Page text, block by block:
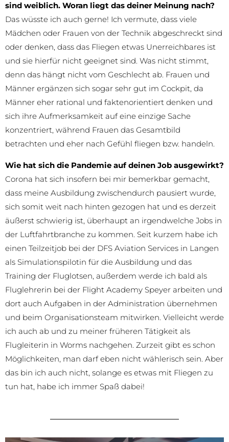
sind weiblich. Woran liegt das deiner Meinung nach?
Das wüsste ich auch gerne! Ich vermute, dass viele
Mädchen oder Frauen von der Technik abgeschreckt sind
oder denken, dass das Fliegen etwas Unerreichbares ist
und sie hierfür nicht geeignet sind. Was nicht stimmt,
denn das hängt nicht vom Geschlecht ab. Frauen und
Männer ergänzen sich sogar sehr gut im Cockpit, da
Männer eher rational und faktenorientiert denken und
sich ihre Aufmerksamkeit auf eine einzige Sache
konzentriert, während Frauen das Gesamtbild
betrachten und eher nach Gefühl fliegen bzw. handeln.
Wie hat sich die Pandemie auf deinen Job ausgewirkt?
Corona hat sich insofern bei mir bemerkbar gemacht,
dass meine Ausbildung zwischendurch pausiert wurde,
sich somit weit nach hinten gezogen hat und es derzeit
äußerst schwierig ist, überhaupt an irgendwelche Jobs in
der Luftfahrtbranche zu kommen. Seit kurzem habe ich
einen Teilzeitjob bei der DFS Aviation Services in Langen
als Simulationspilotin für die Ausbildung und das
Training der Fluglotsen, außerdem werde ich bald als
Fluglehrerin bei der Flight Academy Speyer arbeiten und
dort auch Aufgaben in der Administration übernehmen
und beim Organisationsteam mitwirken. Vielleicht werde
ich auch ab und zu meiner früheren Tätigkeit als
Flugleiterin in Worms nachgehen. Zurzeit gibt es schon
Möglichkeiten, man darf eben nicht wählerisch sein. Aber
das bin ich auch nicht, solange es etwas mit Fliegen zu
tun hat, habe ich immer Spaß dabei!